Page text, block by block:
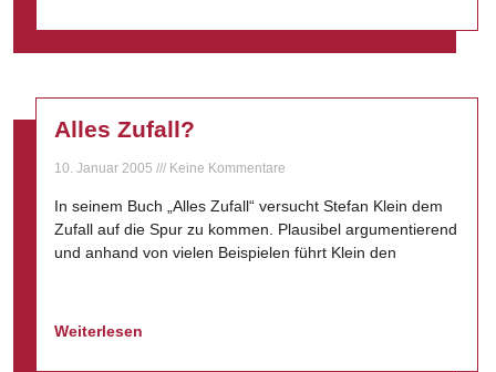
Alles Zufall?
10. Januar 2005 Keine Kommentare
In seinem Buch „Alles Zufall“ versucht Stefan Klein dem
Zufall auf die Spur zu kommen. Plausibel argumentierend
und anhand von vielen Beispielen führt Klein den
Weiterlesen